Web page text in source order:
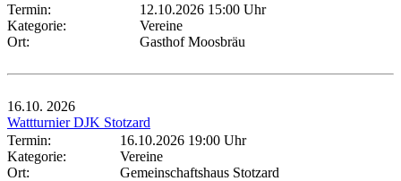
Termin:
12.10.2026 15:00 Uhr
Kategorie:
Vereine
Ort:
Gasthof Moosbräu
16.10. 2026
Wattturnier DJK Stotzard
Termin:
16.10.2026 19:00 Uhr
Kategorie:
Vereine
Ort:
Gemeinschaftshaus Stotzard